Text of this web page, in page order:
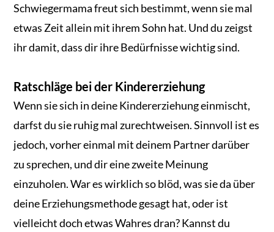
Schwiegermama freut sich bestimmt, wenn sie mal
etwas Zeit allein mit ihrem Sohn hat. Und du zeigst
ihr damit, dass dir ihre Bedürfnisse wichtig sind.
Ratschläge bei der Kindererziehung
Wenn sie sich in deine Kindererziehung einmischt,
darfst du sie ruhig mal zurechtweisen. Sinnvoll ist es
jedoch, vorher einmal mit deinem Partner darüber
zu sprechen, und dir eine zweite Meinung
einzuholen. War es wirklich so blöd, was sie da über
deine Erziehungsmethode gesagt hat, oder ist
vielleicht doch etwas Wahres dran? Kannst du